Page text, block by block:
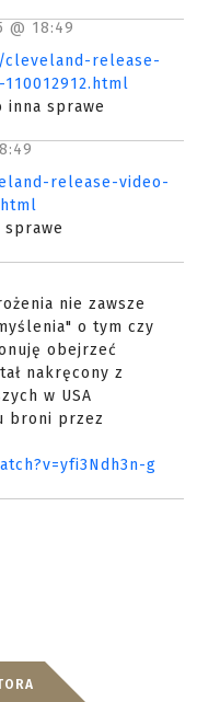
@ 18:49
cleveland-release-
inna sprawe
release-video-
nie zawsze
o tym czy
obejrzeć
nakręcony z
w USA
broni przez
g